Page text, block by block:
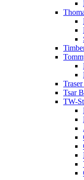
Tsar
TW-